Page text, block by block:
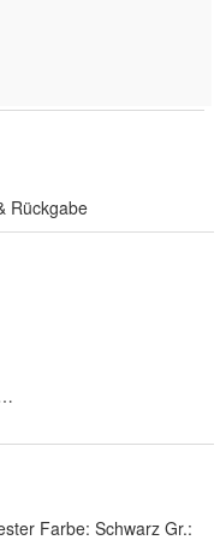
Rückgabe
Farbe: Schwarz Gr.: